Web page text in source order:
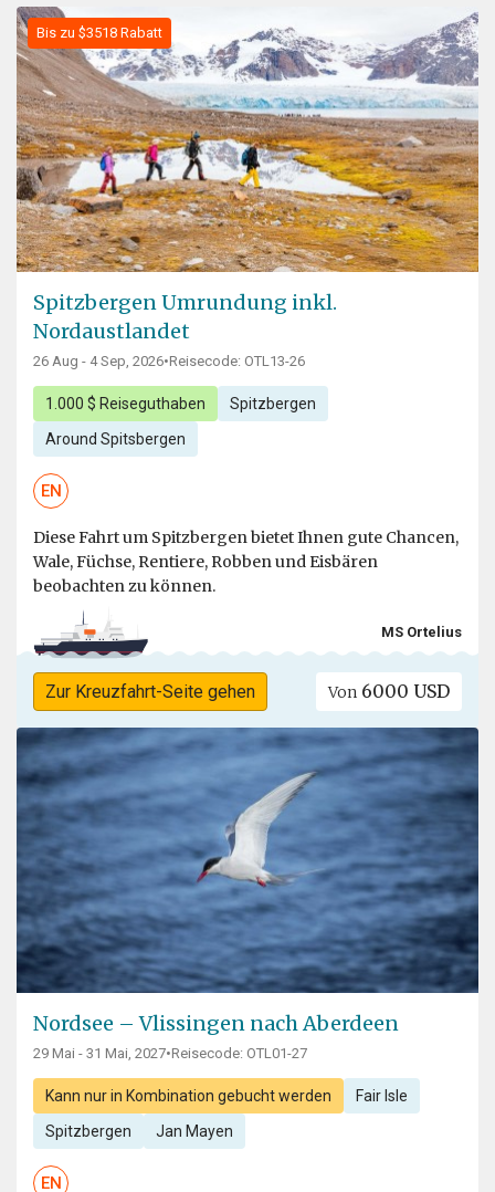
Bis zu $3518 Rabatt
Spitzbergen Umrundung inkl.
Nordaustlandet
26 Aug - 4 Sep, 2026•Reisecode: OTL13-26
1.000 $ Reiseguthaben Spitzbergen
Around Spitsbergen
EN
Diese Fahrt um Spitzbergen bietet Ihnen gute Chancen,
Wale, Füchse, Rentiere, Robben und Eisbären
beobachten zu können.
MS Ortelius
Zur Kreuzfahrt-Seite gehen Von 6000 USD
Nordsee – Vlissingen nach Aberdeen
29 Mai - 31 Mai, 2027•Reisecode: OTL01-27
Kann nur in Kombination gebucht werden Fair Isle
Spitzbergen Jan Mayen
EN